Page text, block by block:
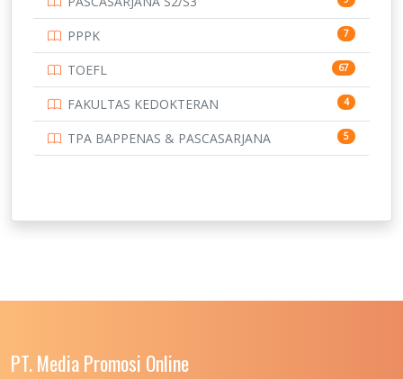
UNIVERSITAS CENDRAWASIH 14
15
219
11
134
UNIVERSITAS JEMBER
UNIVERSITAS MALIKUSSALEH
PPPK 7
TOEFL 67
FAKULTAS KEDOKTERAN 4
TPA BAPPENAS & PASCASARJANA 5
PT. Media Promosi Online